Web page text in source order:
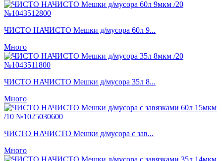
ЧИСТО НАЧИСТО Мешки д/мусора 60л 9...
Много
ЧИСТО НАЧИСТО Мешки д/мусора 35л 8...
Много
ЧИСТО НАЧИСТО Мешки д/мусора с зав...
Много